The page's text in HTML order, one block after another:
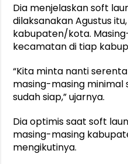
Dia menjelaskan soft
dilaksanakan Agustus
kabupaten/kota.
kecamatan di tiap
“Kita minta nanti
masing-masing
sudah siap,” ujarnya.
Dia optimis saat soft
masing-masing
mengikutinya.